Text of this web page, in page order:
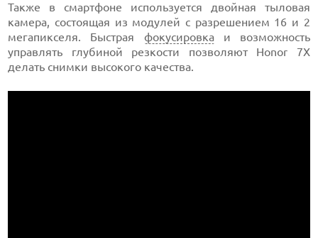
Также в смартфоне используется двойная тыловая
камера, состоящая из модулей с разрешением 16 и 2
мегапикселя. Быстрая фокусировкаи возможность
управлять глубиной резкости позволяют Honor 7X
делать снимки высокого качества.